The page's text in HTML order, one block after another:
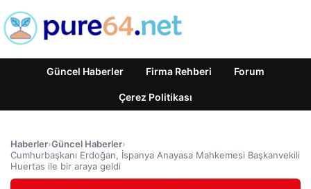
Güncel Haberler Firma Rehberi Forum
Çerez Politikası
Haberler›Güncel Haberler›
Cumhurbaşkanı Erdoğan, İspanya Anayasa Mahkemesi Başkanvekili
Huertas ile bir araya geldi